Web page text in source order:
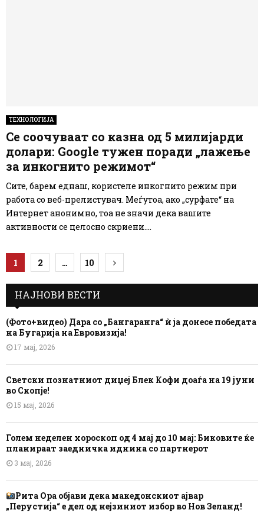
ТЕХНОЛОГИЈА
Се соочуваат со казна од 5 милијарди
долари: Google тужен поради „лажење
за инкогнито режимот“
Сите, барем еднаш, користеле инкогнито режим при
работа со веб-прелистувач. Меѓутоа, ако „сурфате“ на
Интернет анонимно, тоа не значи дека вашите
активности се целосно скриени....
Posts
pagination
1 2 … 10
НАЈНОВИ ВЕСТИ
(Фото+видео) Дара со „Бангаранга“ ѝ ја донесе победата
на Бугарија на Евровизија!
17 мај, 2026
Светски познатниот диџеј Блек Кофи доаѓа на 19 јуни
во Скопје!
15 мај, 2026
Голем неделен хороскоп од 4 мај до 10 мај: Биковите ќе
планираат заедничка иднина со партнерот
3 мај, 2026
Рита Ора објави дека македонскиот ајвар
„Перустија“ е дел од нејзиниот избор во Нов Зеланд!